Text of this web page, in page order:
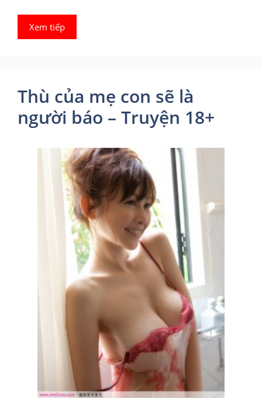
Xem tiếp
Thù của mẹ con sẽ là
người báo – Truyện 18+